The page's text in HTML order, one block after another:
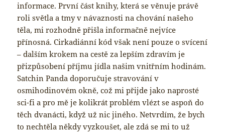
informace. První část knihy, která se věnuje právě
roli světla a tmy v návaznosti na chování našeho
těla, mi rozhodně přišla informačně nejvíce
přínosná. Cirkadiánní kód však není pouze o svícení
– dalším krokem na cestě za lepším zdravím je
přizpůsobení příjmu jídla našim vnitřním hodinám.
Satchin Panda doporučuje stravování v
osmihodinovém okně, což mi přijde jako naprosté
sci-fi a pro mě je kolikrát problém vlézt se aspoň do
těch dvanácti, když už nic jiného. Netvrdím, že bych
to nechtěla někdy vyzkoušet, ale zdá se mi to už